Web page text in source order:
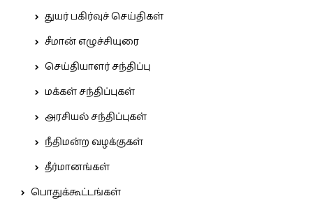
துயர் பகிர்வுச் செய்திகள்
சீமான் எழுச்சியுரை
செய்தியாளர் சந்திப்பு
மக்கள் சந்திப்புகள்
அரசியல் சந்திப்புகள்
நீதிமன்ற வழக்குகள்
தீர்மானங்கள்
பொதுக்கூட்டங்கள்